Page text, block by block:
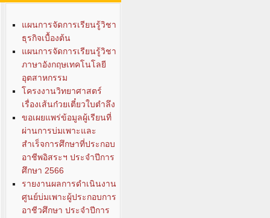
แผนการจัดการเรียนรู้วิชา
ธุรกิจเบื้องต้น
แผนการจัดการเรียนรู้วิชา
ภาษาอังกฤษเทคโนโลยี
อุตสาหกรรม
โครงงานวิทยาศาสตร์
เรื่องเส้นก๋วยเตี๋ยวใบตำลึง
ขอเผยแพร่ข้อมูลผู้เรียนที่
ผ่านการบ่มเพาะและ
สำเร็จการศึกษาที่ประกอบ
อาชีพอิสระฯ ประจำปีการ
ศึกษา 2566
รายงานผลการดำเนินงาน
ศูนย์บ่มเพาะผู้ประกอบการ
อาชีวศึกษา ประจำปีการ